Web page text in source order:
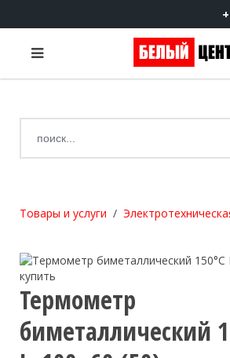
Товары и услуги
Термометр
биметаллический